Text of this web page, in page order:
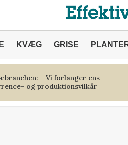
KVÆG GRISE
- Vi forlanger ens
og produktionsvilkår